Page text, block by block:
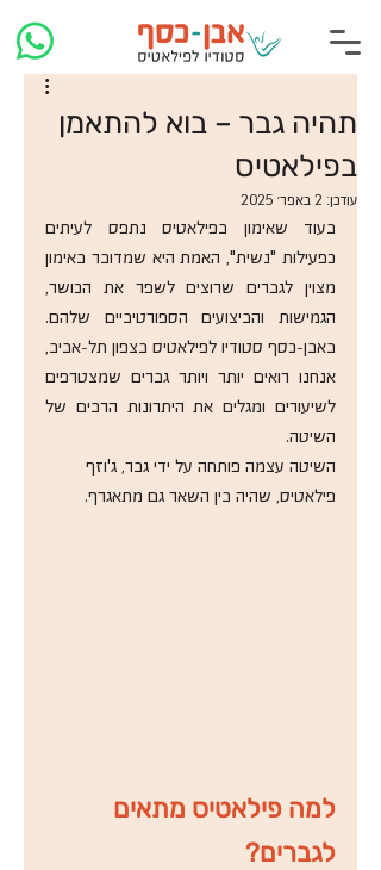
תהיה גבר – בוא להתאמן
בפילאטיס
עודכן: 2 באפר׳ 2025
השיטה.
השיטה עצמה פותחה על ידי גבר, ג'וזף
פילאטיס, שהיה בין השאר גם מתאגרף.
למה פילאטיס מתאים
לגברים?